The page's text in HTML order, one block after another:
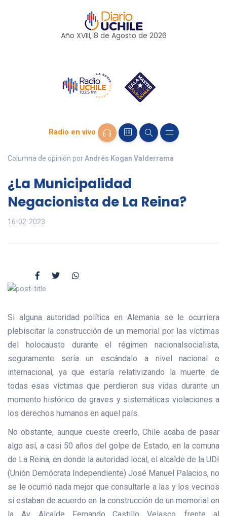
Año XVIII, 8 de Agosto de 2026
Radio en vivo
Columna de opinión porAndrés Kogan Valderrama
¿La Municipalidad
Negacionista de La Reina?
16-02-2023
Si alguna autoridad política en Alemania se le ocurriera
plebiscitar la construcción de un memorial por las víctimas
del holocausto durante el régimen nacionalsocialista,
seguramente sería un escándalo a nivel nacional e
internacional, ya que estaría relativizando la muerte de
todas esas víctimas que perdieron sus vidas durante un
momento histórico de graves y sistemáticas violaciones a
los derechos humanos en aquel país.
No obstante, aunque cueste creerlo, Chile acaba de pasar
algo así, a casi 50 años del golpe de Estado, en la comuna
de La Reina, en donde la autoridad local, el alcalde de la UDI
(Unión Demócrata Independiente) José Manuel Palacios, no
se le ocurrió nada mejor que consultarle a las y los vecinos
si estaban de acuerdo en la construcción de un memorial en